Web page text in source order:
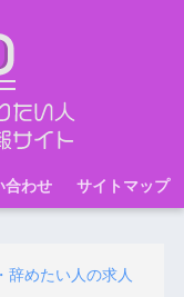
合わせ サイトマップ
辞めたい人の求人